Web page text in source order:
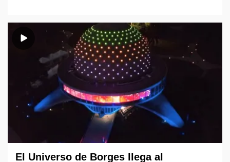
El Universo de Borges llega al